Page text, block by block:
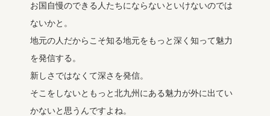
お国自慢のできる人たちにならないといけないのでは
ないかと。
地元の人だからこそ知る地元をもっと深く知って魅力
を発信する。
新しさではなくて深さを発信。
そこをしないともっと北九州にある魅力が外に出てい
かないと思うんですよね。